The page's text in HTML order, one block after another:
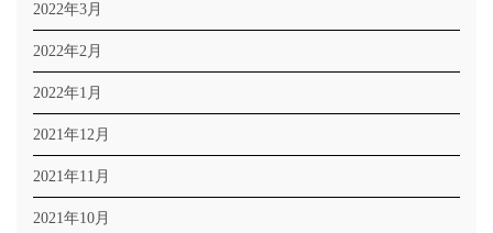
2022年3月
2022年2月
2022年1月
2021年12月
2021年11月
2021年10月